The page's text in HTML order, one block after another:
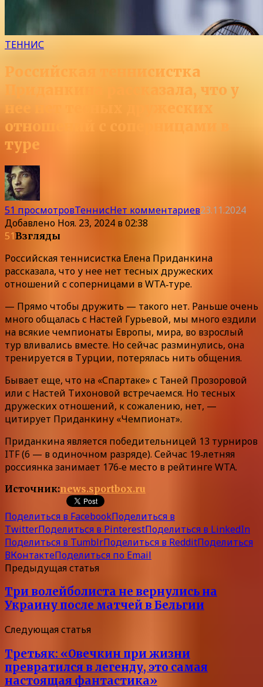
ТЕННИС
Российская теннисистка
Приданкина рассказала, что у
нее нет тесных дружеских
отношений с соперницами в
туре
51 просмотровТеннисНет комментариев23.11.2024
Добавлено Ноя. 23, 2024 в 02:38
51Взгляды
Российская теннисистка Елена Приданкина
рассказала, что у нее нет тесных дружеских
отношений с соперницами в WTA‑туре.
— Прямо чтобы дружить — такого нет. Раньше очень
много общалась с Настей Гурьевой, мы много ездили
на всякие чемпионаты Европы, мира, во взрослый
тур вливались вместе. Но сейчас разминулись, она
тренируется в Турции, потерялась нить общения.
Бывает еще, что на «Спартаке» с Таней Прозоровой
или с Настей Тихоновой встречаемся. Но тесных
дружеских отношений, к сожалению, нет, —
цитирует Приданкину «Чемпионат».
Приданкина является победительницей 13 турниров
ITF (6 — в одиночном разряде). Сейчас 19‑летняя
россиянка занимает 176‑е место в рейтинге WTA.
Источник:news.sportbox.ru
Поделиться в FacebookПоделиться в
TwitterПоделиться в PinterestПоделиться в LinkedIn
Поделиться в TumblrПоделиться в RedditПоделиться
ВКонтактеПоделиться по Email
Предыдущая статья
Три волейболиста не вернулись на
Украину после матчей в Бельгии
Следующая статья
Третьяк: «Овечкин при жизни
превратился в легенду, это самая
настоящая фантастика»